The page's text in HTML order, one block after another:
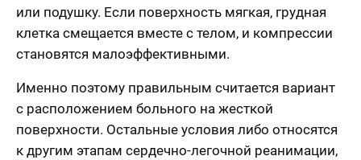
или подушку. Если поверхность мягкая, грудная
клетка смещается вместе с телом, и компрессии
становятся малоэффективными.
Именно поэтому правильным считается вариант
с расположением больного на жесткой
поверхности. Остальные условия либо относятся
к другим этапам сердечно-легочной реанимации,